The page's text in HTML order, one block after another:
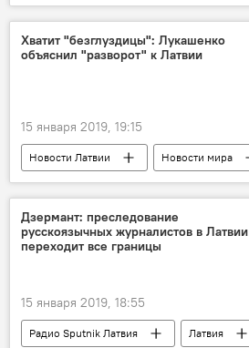
песок
Перу
Хватит "безглуздицы": Лукашенко
объяснил "разворот" к Латвии
15 января 2019, 19:15
Новости Латвии
Новости мира
Новости Балтии
Беларусь
Транзит
грузоперевозки
Дзермант: преследование
русскоязычных журналистов в Латвии
переходит все границы
15 января 2019, 18:55
Радио Sputnik Латвия Латвия